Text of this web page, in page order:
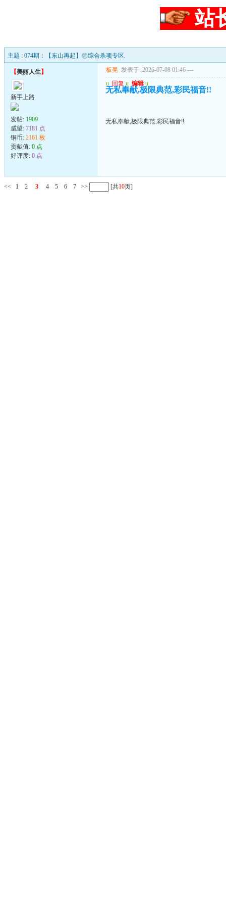
站
主题 : 074期：【东山再起】㊣综合杀项专区.
【美丽人生】
新手上路
发帖: 1909
威望: 7181 点
铜币: 2161 枚
贡献值: 0 点
好评度: 0 点
板凳 发表于: 2026-07-08 01:46 ---
u 回复 u 编辑 u
无私奉献,极限典范,彩民福音!!
无私奉献,极限典范,彩民福音!!
<< 1 2 3 4 5 6 7 >> [共10页]